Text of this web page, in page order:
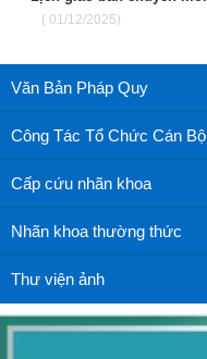
( 01/12/2025)
Văn Bản Pháp Quy
Công Tác Tổ Chức Cán Bộ
Cấp cứu nhãn khoa
Nhãn khoa thường thức
Thư viện ảnh